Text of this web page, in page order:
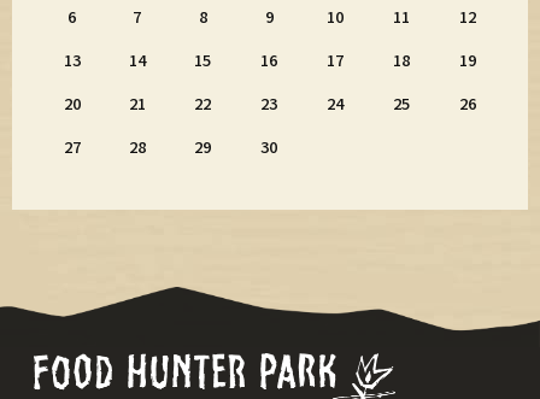
6
7 8 9 10 11
12
13
14 15 16 17 18
19
20
21 22 23 24 25
26
27
28 29 30